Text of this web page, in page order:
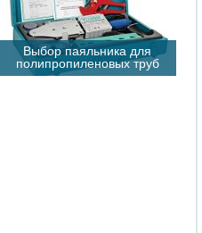
Выбор паяльника для
полипропиленовых труб